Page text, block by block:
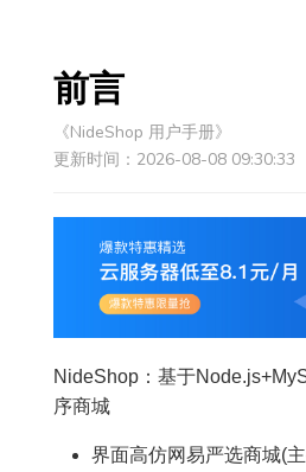
前言
《NideShop 用户手册》
更新时间：2026-08-08 09:30:33
NideShop：基于
序商城
界面高仿网易严选商城(